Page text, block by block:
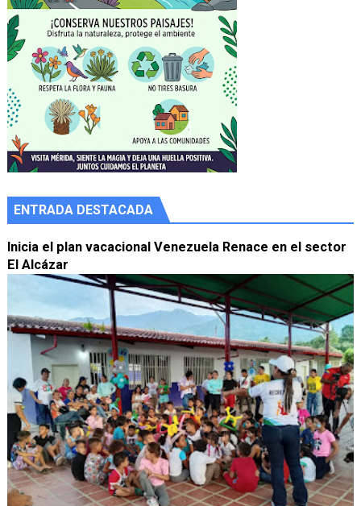
ENTRADA DESTACADA
Inicia el plan vacacional Venezuela Renace en el sector
El Alcázar